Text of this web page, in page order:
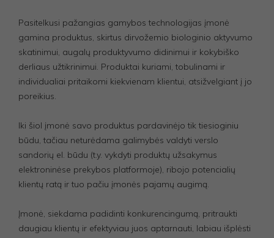
Pasitelkusi pažangias gamybos technologijas įmonė
gamina produktus, skirtus dirvožemio biologinio aktyvumo
skatinimui, augalų produktyvumo didinimui ir kokybiško
derliaus užtikrinimui. Produktai kuriami, tobulinami ir
individualiai pritaikomi kiekvienam klientui, atsižvelgiant į jo
poreikius.
Iki šiol įmonė savo produktus pardavinėjo tik tiesioginiu
būdu, tačiau neturėdama galimybės valdyti verslo
sandorių el. būdu (t.y. vykdyti produktų užsakymus
elektroninėse prekybos platformoje), ribojo potencialių
klientų ratą ir tuo pačiu įmonės pajamų augimą.
Įmonė, siekdama padidinti konkurencingumą, pritraukti
daugiau klientų ir efektyviau juos aptarnauti, labiau išplėsti
Jei
atsisakysite
kai kurios
funkcijos
išnyks